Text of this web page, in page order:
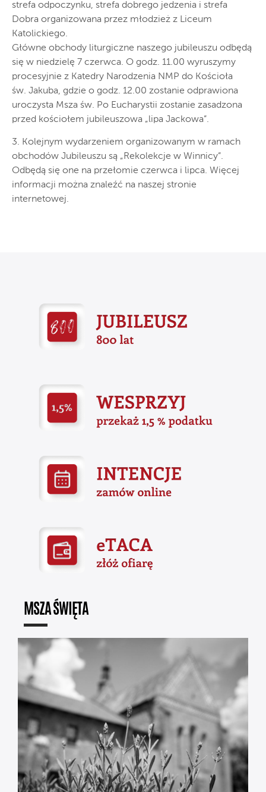
strefa odpoczynku, strefa dobrego jedzenia i strefa
Dobra organizowana przez młodzież z Liceum
Katolickiego.
Główne obchody liturgiczne naszego jubileuszu odbędą
się w niedzielę 7 czerwca. O godz. 11.00 wyruszymy
procesyjnie z Katedry Narodzenia NMP do Kościoła
św. Jakuba, gdzie o godz. 12.00 zostanie odprawiona
uroczysta Msza św. Po Eucharystii zostanie zasadzona
przed kościołem jubileuszowa „lipa Jackowa”.
3. Kolejnym wydarzeniem organizowanym w ramach
obchodów Jubileuszu są „Rekolekcje w Winnicy”.
Odbędą się one na przełomie czerwca i lipca. Więcej
informacji można znaleźć na naszej stronie
internetowej.
MSZA ŚWIĘTA